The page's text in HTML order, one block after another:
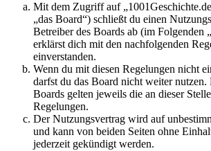
Mit dem Zugriff auf
„das Board“) schließt du einen
Betreiber des Boards ab (im Folgenden
erklärst dich mit den nachfolgenden
einverstanden.
Wenn du mit diesen Regelungen nicht
darfst du das Board nicht weiter
Boards gelten jeweils die an dieser
Regelungen.
Der Nutzungsvertrag wird auf
und kann von beiden Seiten ohne
jederzeit gekündigt werden.